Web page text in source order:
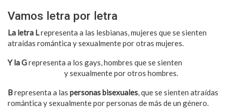
Vamos letra por letra
La letra Lrepresenta a las lesbianas, mujeres que se sienten
atraídas romántica y sexualmente por otras mujeres.
Y la Grepresenta a los gays, hombres que se sienten
y sexualmente por otros hombres.
Brepresenta a las personas bisexuales, que se sienten atraídas
romántica y sexualmente por personas de más de un género.